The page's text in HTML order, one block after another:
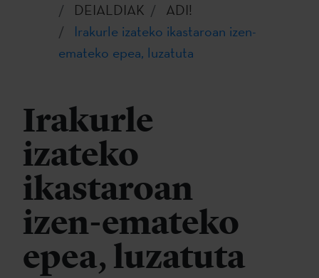
DEIALDIAK
ADI!
Irakurle izateko ikastaroan izen-
emateko epea, luzatuta
Irakurle
izateko
ikastaroan
izen-emateko
epea, luzatuta